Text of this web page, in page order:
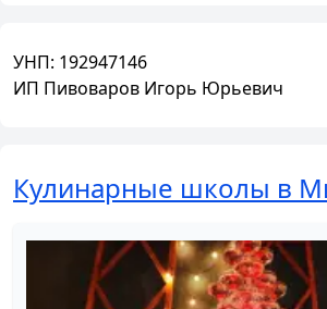
УНП: 192947146
ИП Пивоваров Игорь Юрьевич
Кулинарные школы в